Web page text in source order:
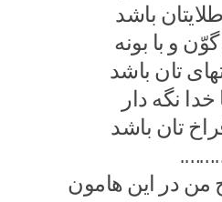
باشد
و با بونه
تان باشد
نگه دار
تان باشد
در این هامون